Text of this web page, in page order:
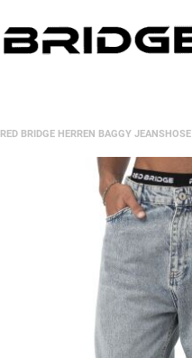
RED BRIDGE HERREN BAGGY JEANSHOSE